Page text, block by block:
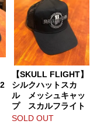
【SKULL FLIGHT】
シルクハットスカ
ル メッシュキャッ
プ スカルフライト
SOLD OUT